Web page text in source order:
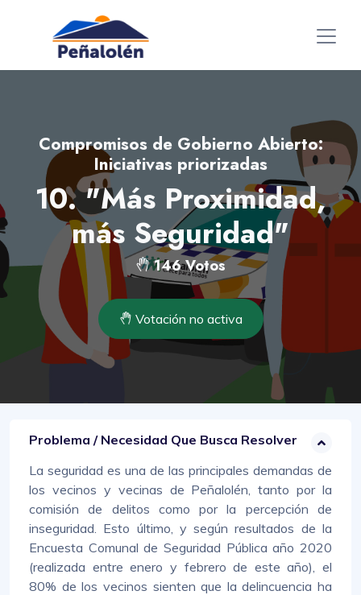
Compromisos de Gobierno Abierto:
Iniciativas priorizadas
10. "Más Proximidad,
más Seguridad"
146 Votos
Votación no activa
Problema / Necesidad Que Busca Resolver
La seguridad es una de las principales demandas de
los vecinos y vecinas de Peñalolén, tanto por la
comisión de delitos como por la percepción de
inseguridad. Esto último, y según resultados de la
Encuesta Comunal de Seguridad Pública año 2020
(realizada entre enero y febrero de este año), el
80% de los vecinos sienten que la delincuencia ha